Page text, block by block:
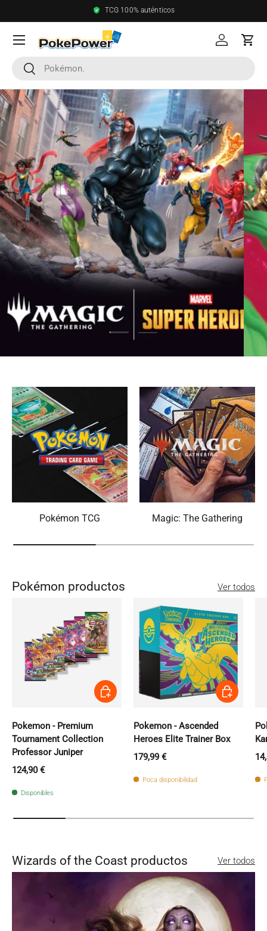
Ir al contenido
Envío gratis en pedidos superiores a 250 €
BuscarBuscar
Iniciar
Menú
Cargar diapositiva 1 de 2
Cargar diapositiva 2 de 2
Pokémon TCG Magic: The Gathering
Pokémon productos Ver todos
Pokemon - Premium
Tournament Collection
Professor Juniper
Precio normal
124,90 €
Disponibles
Añadir al carrito
Pokemon - Ascended
Heroes Elite Trainer Box
Precio normal
179,99 €
Poca disponibilidad
Añadir al
Wizards of the Coast productos Ver todos